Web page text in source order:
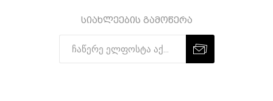
სიახლეების გამოწერა